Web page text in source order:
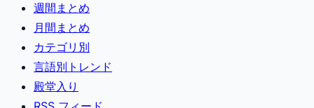
週間まとめ
月間まとめ
カテゴリ別
言語別トレンド
殿堂入り